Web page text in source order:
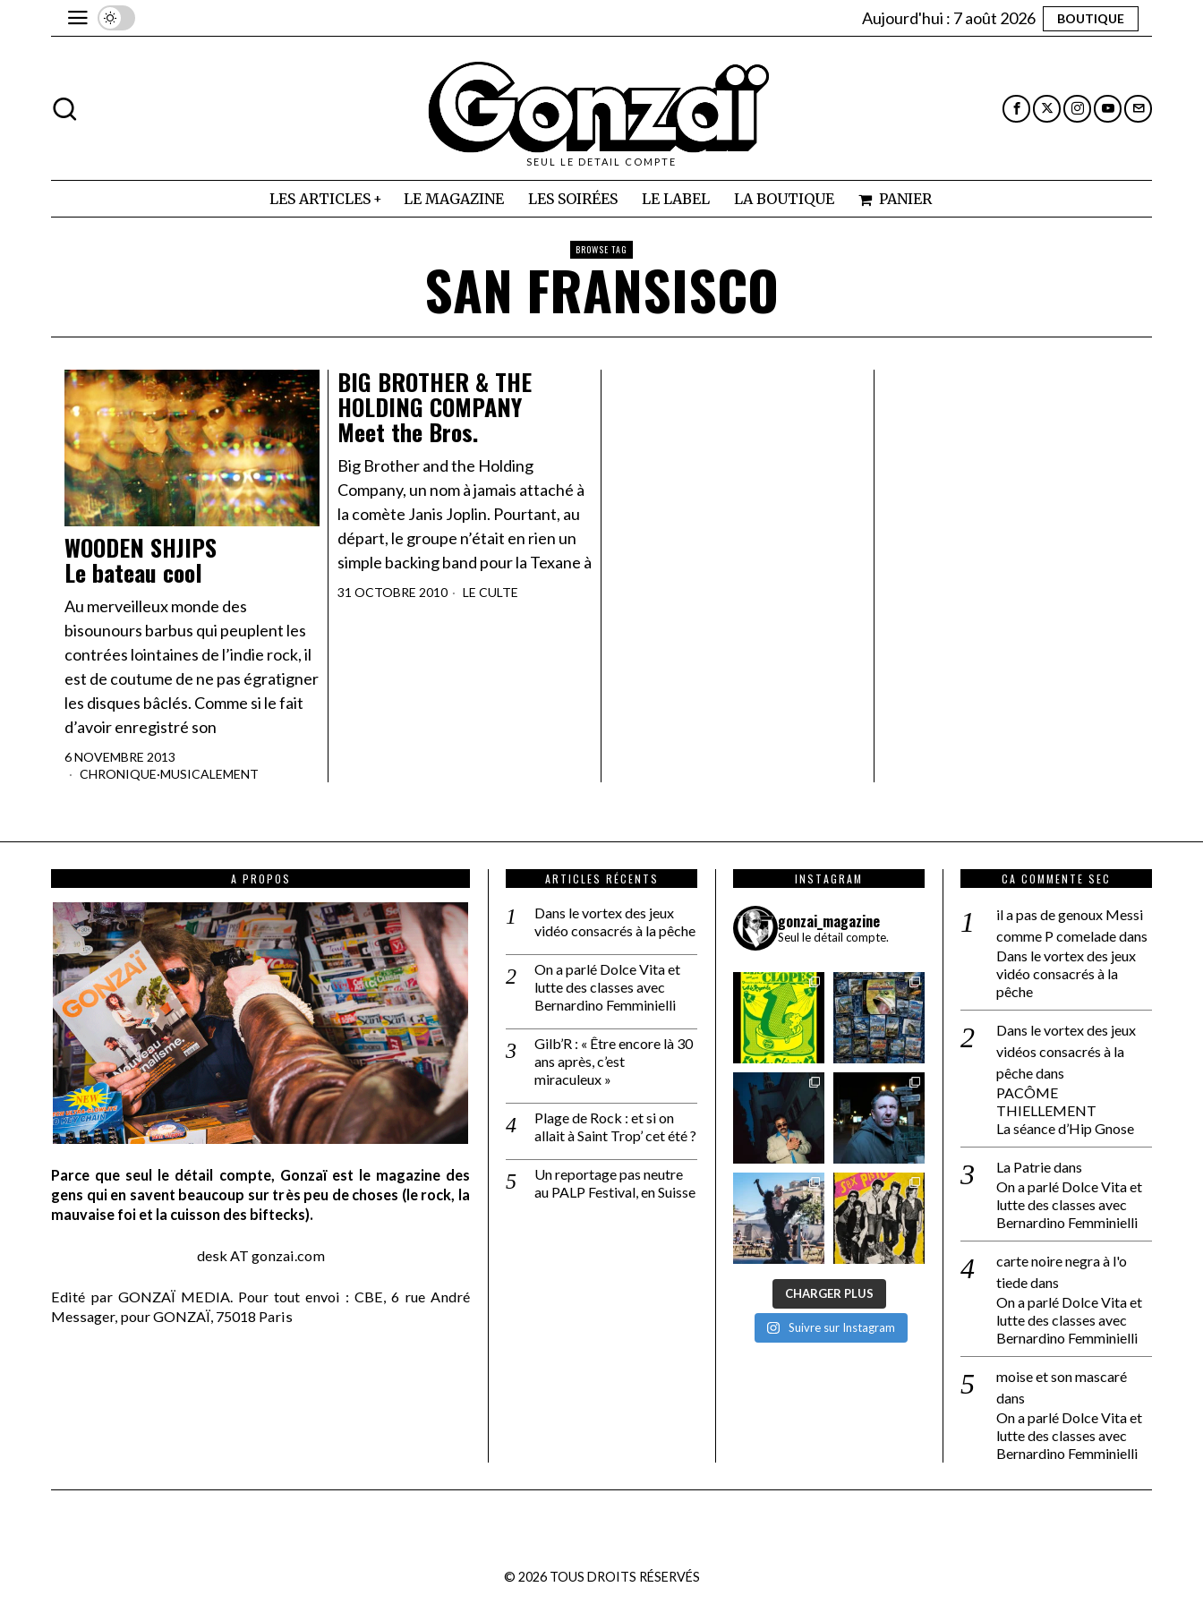
Aujourd'hui : 7 août 2026 BOUTIQUE
SEUL LE DETAIL COMPTE
LES ARTICLES LE MAGAZINE LES SOIRÉES LE LABEL LA BOUTIQUE PANIER
BROWSE TAG
SAN FRANSISCO
WOODEN SHJIPS
Le bateau cool
Au merveilleux monde des
bisounours barbus qui peuplent les
contrées lointaines de l’indie rock, il
est de coutume de ne pas égratigner
les disques bâclés. Comme si le fait
d’avoir enregistré son
6 NOVEMBRE 2013
CHRONIQUE·MUSICALEMENT
BIG BROTHER & THE
HOLDING COMPANY
Meet the Bros.
Big Brother and the Holding
Company, un nom à jamais attaché à
la comète Janis Joplin. Pourtant, au
départ, le groupe n’était en rien un
simple backing band pour la Texane à
31 OCTOBRE 2010 LE CULTE
A PROPOS
Parce que seul le détail compte, Gonzaï est le magazine des
gens qui en savent beaucoup sur très peu de choses (le rock, la
mauvaise foi et la cuisson des biftecks).
desk AT gonzai.com
Edité par GONZAÏ MEDIA. Pour tout envoi : CBE, 6 rue André
Messager, pour GONZAÏ, 75018 Paris
ARTICLES RÉCENTS
Dans le vortex des jeux
vidéo consacrés à la pêche
On a parlé Dolce Vita et
lutte des classes avec
Bernardino Femminielli
Gilb’R : « Être encore là 30
ans après, c’est
miraculeux »
Plage de Rock : et si on
allait à Saint Trop’ cet été ?
Un reportage pas neutre
au PALP Festival, en Suisse
INSTAGRAM
gonzai_magazine
Seul le détail compte.
CHARGER PLUS
Suivre sur Instagram
CA COMMENTE SEC
il a pas de genoux Messi
comme P comeladedans
Dans le vortex des jeux
vidéo consacrés à la
pêche
Dans le vortex des jeux
vidéos consacrés à la
pêchedans
PACÔME
THIELLEMENT
La séance d’Hip Gnose
La Patriedans
On a parlé Dolce Vita et
lutte des classes avec
Bernardino Femminielli
carte noire negra à l'o
tiededans
On a parlé Dolce Vita et
lutte des classes avec
Bernardino Femminielli
moise et son mascaré
dans
On a parlé Dolce Vita et
lutte des classes avec
Bernardino Femminielli
© 2026TOUS DROITS RÉSERVÉS